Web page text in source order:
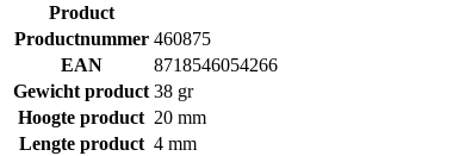
Product
Productnummer 460875
EAN
8718546054266
Gewicht product 38 gr
Hoogte product 20 mm
Lengte product 4 mm